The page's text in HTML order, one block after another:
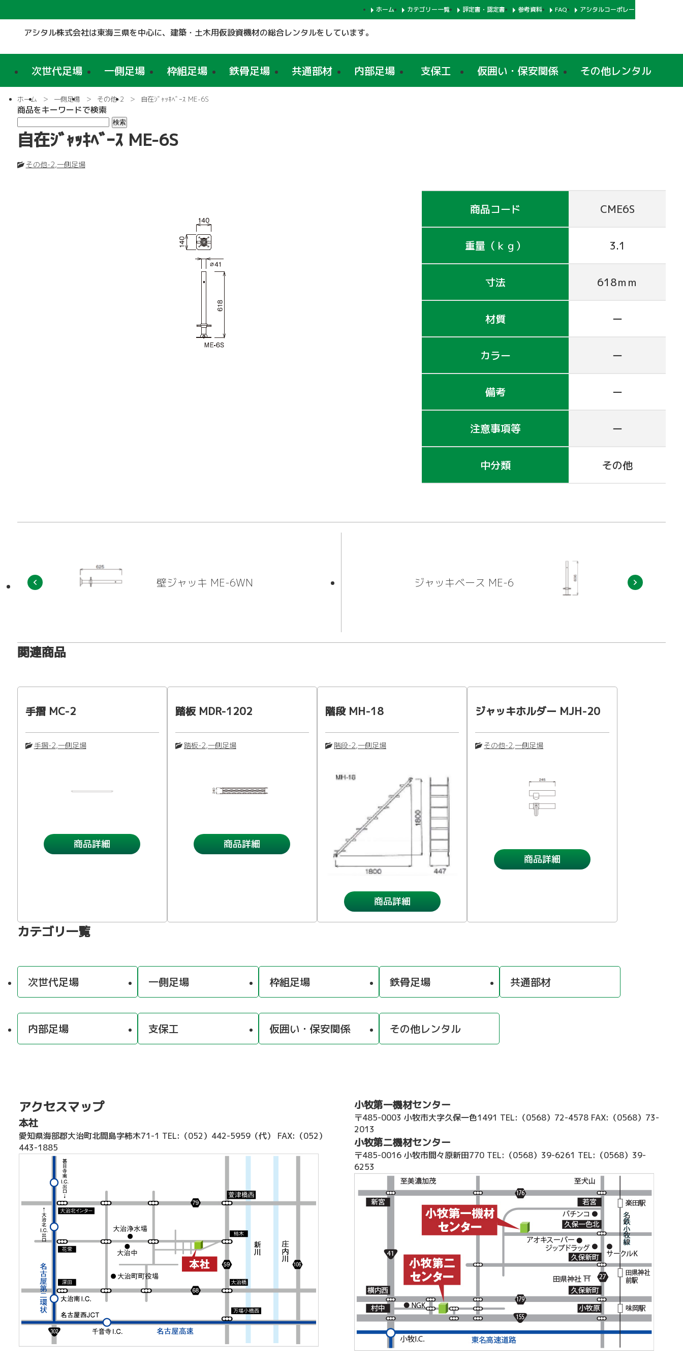
アシタル株式会社は東海三県を中心に、 建築・土木用仮設資機材の総合レンタルをしています。
次世代足場 一側足場 枠組足場 鉄骨足場 共通部材 内部足場 支保工 仮囲い・保安関係 その他レンタル
ホーム カテゴリー一覧 評定書・認定書 参考資料 FAQ アシタルコーポレートサイト
ホーム 一側足場 その他-2 自在ｼﾞｬｯｷﾍﾞｰｽ ME-6S
商品をキーワードで検索
自在ｼﾞｬｯｷﾍﾞｰｽ ME-6S
一側足場
,
その他-2
商品コード CME6S
重量（ｋｇ） 3.1
寸法 618ｍｍ
材質 ー
カラー ー
備考 ー
注意事項等 ー
中分類 その他
壁ジャッキ ME-6WN ジャッキベース ME-6
関連商品
手摺 MC-2
一側足場
,
手摺-2
商品詳細
踏板 MDR-1202
一側足場
,
踏板-2
商品詳細
階段 MH-18
一側足場
,
階段-2
商品詳細
ジャッキホルダー MJH-20
一側足場
,
その他-2
商品詳細
カテゴリ一覧
次世代足場 一側足場 枠組足場 鉄骨足場 共通部材
内部足場 支保工 仮囲い・保安関係 その他レンタル
アクセスマップ
本社
愛知県海部郡大治町北間島字柿木71-1 TEL:（052）442-5959（代） FAX:（052）
443-1885
小牧第一機材センター
〒485-0003 小牧市大字久保一色1491 TEL:（0568）72-4578 FAX:（0568）73-
2013
小牧第二機材センター
〒485-0016 小牧市間々原新田770 TEL:（0568）39-6261 TEL:（0568）39-
6253